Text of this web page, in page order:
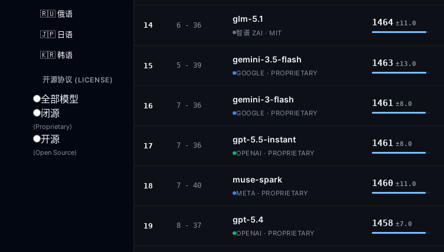
🇷🇺 俄语
🇯🇵 日语
🇰🇷 韩语
开源协议 (LICENSE)
全部模型
闭源
(Proprietary)
开源
(Open Source)
14 6 - 36
glm-5.1
智谱 ZAI · MIT
1464 ±11.0
15 5 - 39
gemini-3.5-flash
GOOGLE · PROPRIETARY
1463 ±13.0
16 7 - 36
gemini-3-flash
GOOGLE · PROPRIETARY
1461 ±8.0
17 7 - 36
gpt-5.5-instant
OPENAI · PROPRIETARY
1461 ±8.0
18 7 - 40
muse-spark
META · PROPRIETARY
1460 ±11.0
19 8 - 37
gpt-5.4
OPENAI · PROPRIETARY
1458 ±7.0